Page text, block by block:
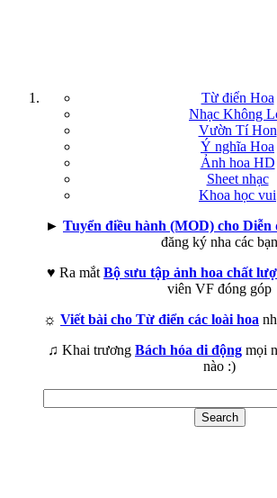
Từ điển Hoa
Nhạc Không
Vườn Tí Hon
Ý nghĩa Hoa
Ảnh hoa HD
Sheet nhạc
Khoa học vui
► Tuyển điều hành (MOD) cho Diễn
đăng ký nha các bạn
♥ Ra mắt Bộ sưu tập ảnh hoa chất
viên VF đóng góp
☼ Viết bài cho Từ điển các loài hoa
♫ Khai trương Bách hóa di động mọi
nào :)